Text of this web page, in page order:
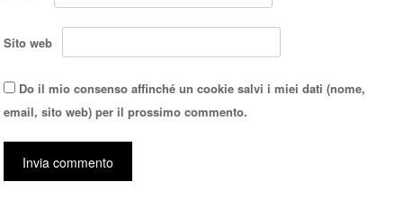
Sito web
Do il mio consenso affinché un cookie salvi i miei dati (nome,
email, sito web) per il prossimo commento.